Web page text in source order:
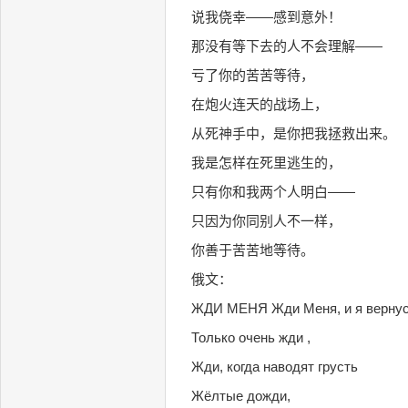
说我侥幸——感到意外！
那没有等下去的人不会理解——
亏了你的苦苦等待，
在炮火连天的战场上，
从死神手中，是你把我拯救出来。
我是怎样在死里逃生的，
只有你和我两个人明白——
只因为你同别人不一样，
你善于苦苦地等待。
俄文：
ЖДИ МЕНЯ Жди Меня, и я
Только очень жди ,
Жди, когда наводят грусть
Жёлтые дожди,